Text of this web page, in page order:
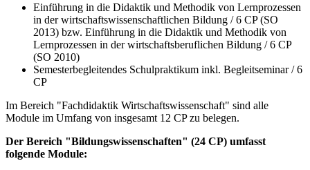
Einführung in die Didaktik und Methodik von Lernprozessen
in der wirtschaftswissenschaftlichen Bildung / 6 CP (SO
2013) bzw. Einführung in die Didaktik und Methodik von
Lernprozessen in der wirtschaftsberuflichen Bildung / 6 CP
(SO 2010)
Semesterbegleitendes Schulpraktikum inkl. Begleitseminar / 6
CP
Im Bereich "Fachdidaktik Wirtschaftswissenschaft" sind alle
Module im Umfang von insgesamt 12 CP zu belegen.
Der Bereich "Bildungswissenschaften" (24 CP) umfasst
folgende Module: